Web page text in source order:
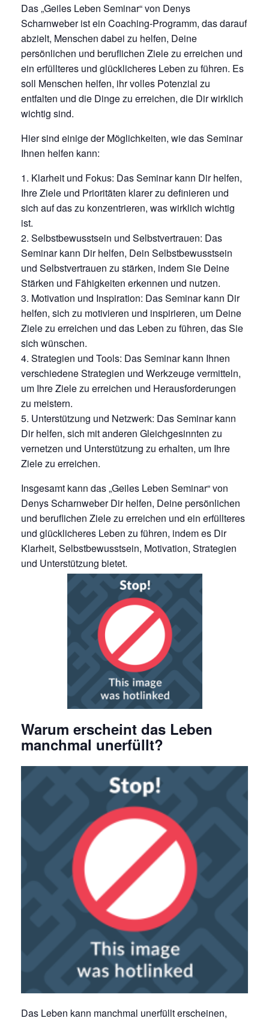
Das „Geiles Leben Seminar“ von Denys
Scharnweber ist ein Coaching-Programm, das darauf
abzielt, Menschen dabei zu helfen, Deine
persönlichen und beruflichen Ziele zu erreichen und
ein erfüllteres und glücklicheres Leben zu führen. Es
soll Menschen helfen, ihr volles Potenzial zu
entfalten und die Dinge zu erreichen, die Dir wirklich
wichtig sind.
Hier sind einige der Möglichkeiten, wie das Seminar
Ihnen helfen kann:
Klarheit und Fokus: Das Seminar kann Dir helfen,
Ihre Ziele und Prioritäten klarer zu definieren und
sich auf das zu konzentrieren, was wirklich wichtig
ist.
Selbstbewusstsein und Selbstvertrauen: Das
Seminar kann Dir helfen, Dein Selbstbewusstsein
und Selbstvertrauen zu stärken, indem Sie Deine
Stärken und Fähigkeiten erkennen und nutzen.
Motivation und Inspiration: Das Seminar kann Dir
helfen, sich zu motivieren und inspirieren, um Deine
Ziele zu erreichen und das Leben zu führen, das Sie
sich wünschen.
Strategien und Tools: Das Seminar kann Ihnen
verschiedene Strategien und Werkzeuge vermitteln,
um Ihre Ziele zu erreichen und Herausforderungen
zu meistern.
Unterstützung und Netzwerk: Das Seminar kann
Dir helfen, sich mit anderen Gleichgesinnten zu
vernetzen und Unterstützung zu erhalten, um Ihre
Ziele zu erreichen.
Insgesamt kann das „Geiles Leben Seminar“ von
Denys Scharnweber Dir helfen, Deine persönlichen
und beruflichen Ziele zu erreichen und ein erfüllteres
und glücklicheres Leben zu führen, indem es Dir
Klarheit, Selbstbewusstsein, Motivation, Strategien
und Unterstützung bietet.
Warum erscheint das Leben
manchmal unerfüllt?
Das Leben kann manchmal unerfüllt erscheinen,